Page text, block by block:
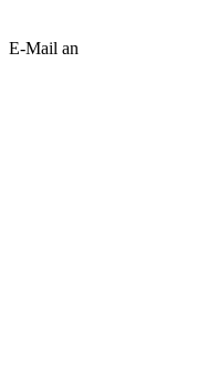
E-Mail an